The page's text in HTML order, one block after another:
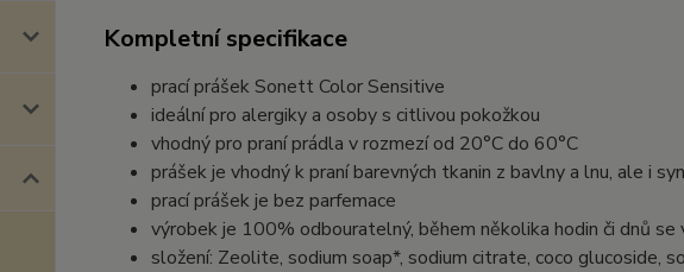
Kompletní specifikace
prací prášek Sonett Color Sensitive
ideální pro alergiky a osoby s citlivou pokožkou
vhodný pro praní prádla v rozmezí od 20°C do 60°C
prášek je vhodný k praní barevných tkanin z bavlny a lnu, ale i
prací prášek je bez parfemace
výrobek je 100% odbouratelný, během několika hodin či dnů
složení: Zeolite, sodium soap*, sodium citrate, coco glucoside,